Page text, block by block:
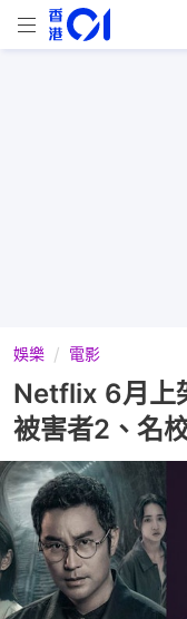
娛樂 電影
Netflix 6月上
被害者2、名